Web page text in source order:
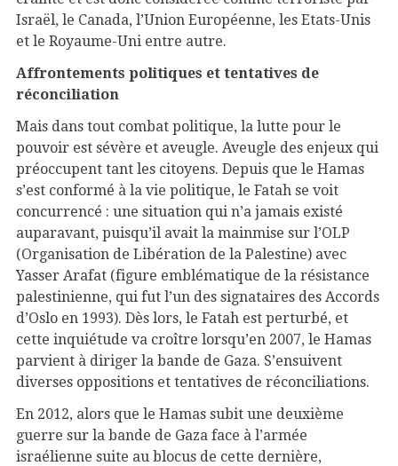
Israël, le Canada, l’Union Européenne, les Etats-Unis
et le Royaume-Uni entre autre.
Affrontements politiques et tentatives de
réconciliation
Mais dans tout combat politique, la lutte pour le
pouvoir est sévère et aveugle. Aveugle des enjeux qui
préoccupent tant les citoyens. Depuis que le Hamas
s’est conformé à la vie politique, le Fatah se voit
concurrencé : une situation qui n’a jamais existé
auparavant, puisqu’il avait la mainmise sur l’OLP
(Organisation de Libération de la Palestine) avec
Yasser Arafat (figure emblématique de la résistance
palestinienne, qui fut l’un des signataires des Accords
d’Oslo en 1993). Dès lors, le Fatah est perturbé, et
cette inquiétude va croître lorsqu’en 2007, le Hamas
parvient à diriger la bande de Gaza. S’ensuivent
diverses oppositions et tentatives de réconciliations.
En 2012, alors que le Hamas subit une deuxième
guerre sur la bande de Gaza face à l’armée
israélienne suite au blocus de cette dernière,